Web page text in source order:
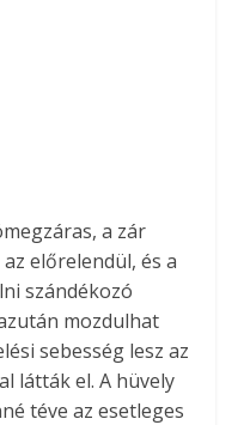
a zár
előrelendül, és a
szándékozó
mozdulhat
sebesség lesz az
látták el. A hüvely
téve az esetleges